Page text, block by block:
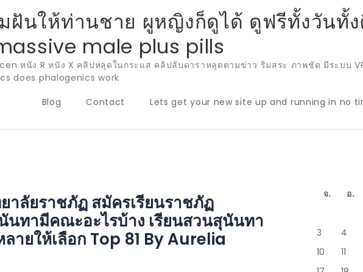
ฝันให้ท่านชาย ผูหญิงก็ดูได้ ดูฟรีทั้งวันทั้
male plus pills
หนัง R หนัง X คลิปหลุดในกระแส คลิปลับดาราหลุดตามข่าว ริมสระ ภาพชัด มีระบบ
does phalogenics work
Blog
Contact Lets get your new site up and running in no
ลัยราชภัฏ สมัครเรียนราชภัฏ
นทามีคณะอะไรบ้าง เรียนสวนสุนันทา
ยให้เลือก Top 81 By Aurelia
จ.
อ.
3
4
10
11